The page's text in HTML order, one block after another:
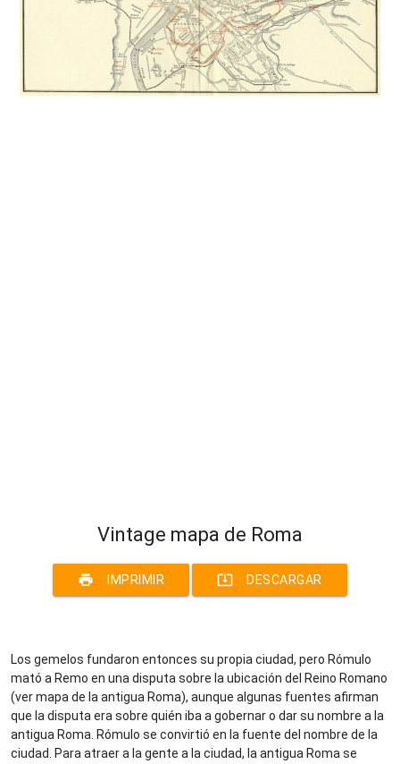
Vintage mapa de Roma
print IMPRIMIR system_update_alt DESCARGAR
Los gemelos fundaron entonces su propia ciudad, pero Rómulo
mató a Remo en una disputa sobre la ubicación del Reino Romano
(ver mapa de la antigua Roma), aunque algunas fuentes afirman
que la disputa era sobre quién iba a gobernar o dar su nombre a la
antigua Roma. Rómulo se convirtió en la fuente del nombre de la
ciudad. Para atraer a la gente a la ciudad, la antigua Roma se